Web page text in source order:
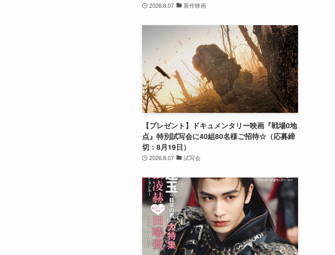
2026.8.07 新作映画
【プレゼント】ドキュメンタリー映画『戦場0地
点』特別試写会に40組80名様ご招待☆（応募締
切：8月19日）
2026.8.07 試写会